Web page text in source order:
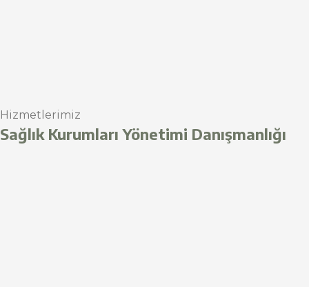
Hizmetlerimiz
Sağlık Kurumları Yönetimi Danışmanlığı